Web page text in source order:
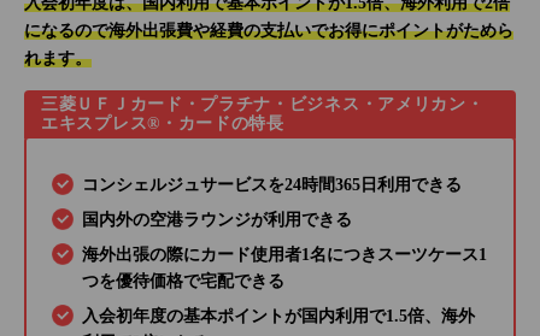
になるので海外出張費や経費の支払いでお得にポイントがためら
れます。
三菱ＵＦＪカード・プラチナ・ビジネス・アメリカン・
エキスプレス®・カードの特長
コンシェルジュサービスを24時間365日利用できる
国内外の空港ラウンジが利用できる
海外出張の際にカード使用者1名につきスーツケース1
つを優待価格で宅配できる
入会初年度の基本ポイントが国内利用で1.5倍、海外